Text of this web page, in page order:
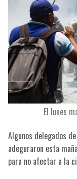
El lunes
Algunos delegados
adeguraron esta
para no afectar a la